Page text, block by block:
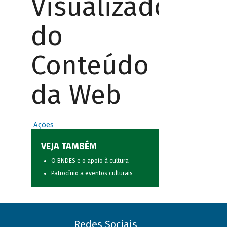
Visualizador
do
Conteúdo
da Web
Ações
VEJA TAMBÉM
O BNDES e o apoio à cultura
Patrocínio a eventos culturais
Redes Sociais